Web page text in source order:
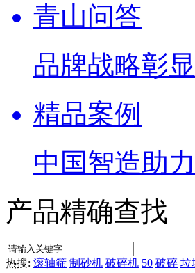
青山问答
品牌战略彰
精品案例
中国智造助
产品精确查找
热搜: 滚轴筛 制砂机 破碎机 50 破碎 垃